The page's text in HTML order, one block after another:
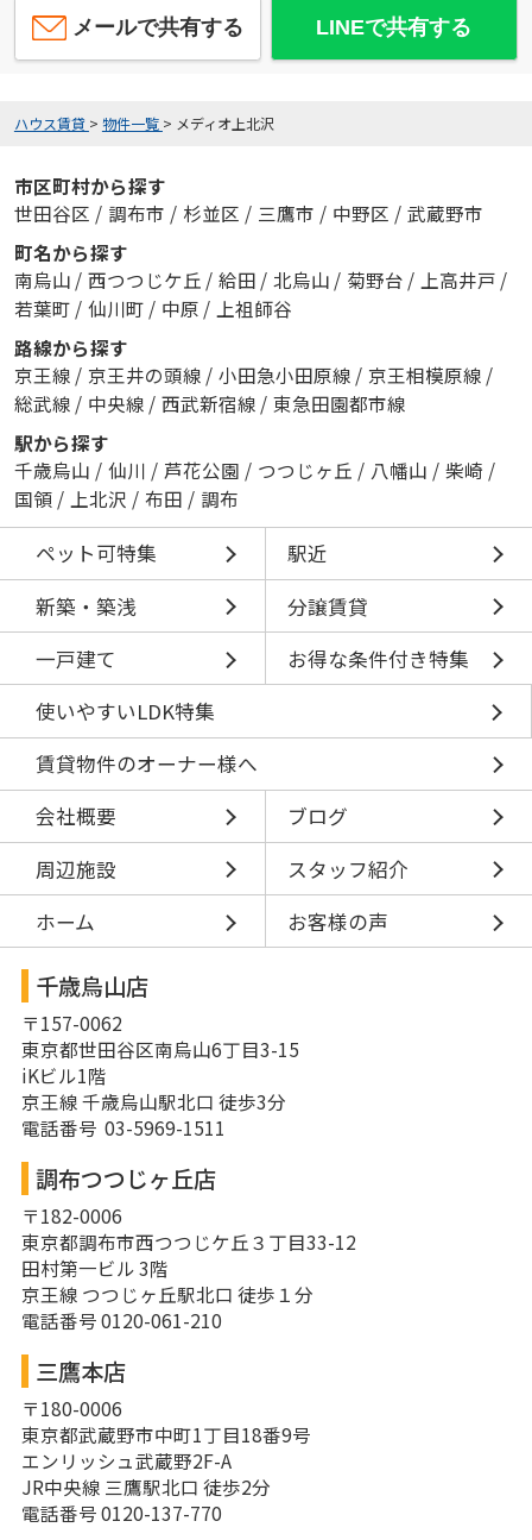
メールで共有する LINEで共有する
ハウス賃貸 > 物件一覧 > メディオ上北沢
市区町村から探す
世田谷区 / 調布市 / 杉並区 / 三鷹市 / 中野区 / 武蔵野市
町名から探す
南烏山 / 西つつじケ丘 / 給田 / 北烏山 / 菊野台 / 上高井戸 /
若葉町 / 仙川町 / 中原 / 上祖師谷
路線から探す
京王線 / 京王井の頭線 / 小田急小田原線 / 京王相模原線 /
総武線 / 中央線 / 西武新宿線 / 東急田園都市線
駅から探す
千歳烏山 / 仙川 / 芦花公園 / つつじヶ丘 / 八幡山 / 柴崎 /
国領 / 上北沢 / 布田 / 調布
ペット可特集
駅近
新築・築浅
分譲賃貸
一戸建て
お得な条件付き特集
使いやすいLDK特集
賃貸物件のオーナー様へ
会社概要
ブログ
周辺施設
スタッフ紹介
ホーム
お客様の声
千歳烏山店
〒157-0062
東京都世田谷区南烏山6丁目3-15
iKビル1階
京王線 千歳烏山駅北口 徒歩3分
電話番号 03-5969-1511
調布つつじヶ丘店
〒182-0006
東京都調布市西つつじケ丘３丁目33-12
田村第一ビル 3階
京王線 つつじヶ丘駅北口 徒歩１分
電話番号 0120-061-210
三鷹本店
〒180-0006
東京都武蔵野市中町1丁目18番9号
エンリッシュ武蔵野2F-A
JR中央線 三鷹駅北口 徒歩2分
電話番号 0120-137-770